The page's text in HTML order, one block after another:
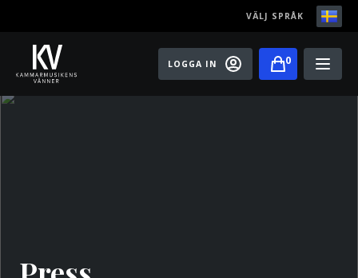
VÄLJ SPRÅK
LOGGA IN 0